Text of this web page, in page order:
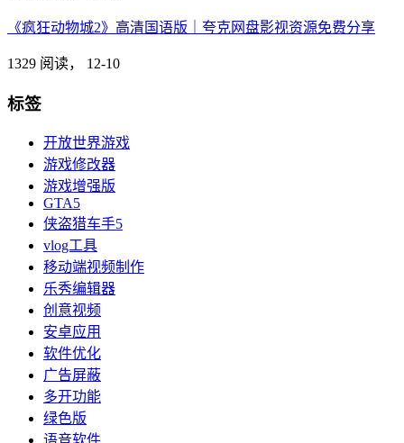
《疯狂动物城2》高清国语版｜夸克网盘影视资源免费分享
1329 阅读， 12-10
标签
开放世界游戏
游戏修改器
游戏增强版
GTA5
侠盗猎车手5
vlog工具
移动端视频制作
乐秀编辑器
创意视频
安卓应用
软件优化
广告屏蔽
多开功能
绿色版